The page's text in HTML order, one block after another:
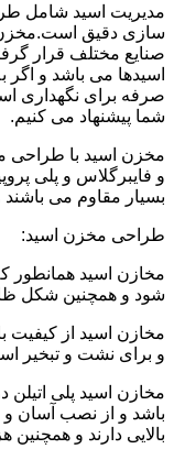
مدیریت اسید شامل
سازی دقیق است.مخزن
صنایع مختلف قرار
اسیدها می باشد و اگر
صرفه برای نگهداری
شما پیشنهاد می کنیم.
مخزن اسید با طراحی
و فایبرگلاس و پلی
بسیار مقاوم می
طراحی مخزن اسید:
مخازن اسید همانطور
شود و همچنین شکل
مخازن اسید از کیفیت
و برای نشت و تبخیر
مخازن اسید پلی
باشد و از نصب آسان
بالایی دارند و